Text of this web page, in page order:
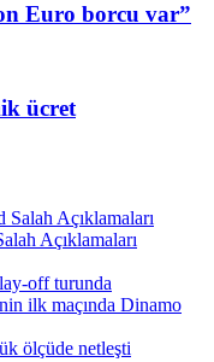
Euro borcu var”
ücret
Açıklamaları
ölçüde netleşti